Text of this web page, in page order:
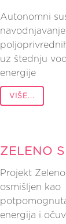
Autonomni
uz štednju
energije
VIŠE...
ZELENO
Projekt
osmišljen kao
energija i